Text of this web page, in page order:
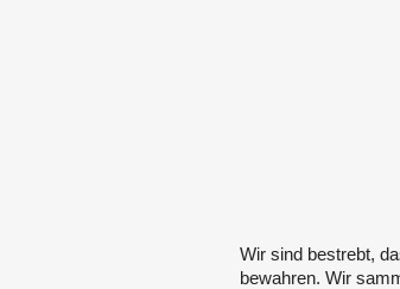
Wir sind bestrebt,
bewahren. Wir